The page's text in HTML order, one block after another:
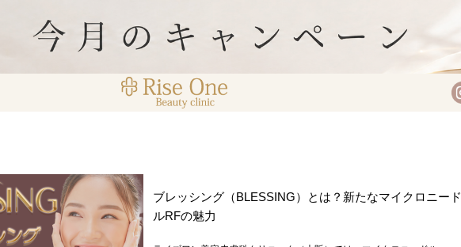
ブレッシング（BLESSING）とは？新たなマイクロニード
ルRFの魅力